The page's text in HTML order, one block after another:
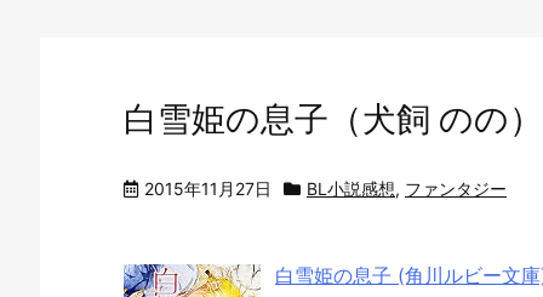
白雪姫の息子（犬飼 のの）
2015年11月27日 BL小説感想, ファンタジー
白雪姫の息子 (角川ルビー文